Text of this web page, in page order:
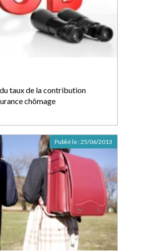
taux de la contribution
chômage
Publié le :25/06/2013